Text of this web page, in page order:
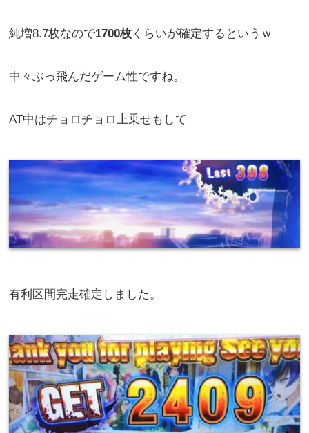
純増8.7枚なので1700枚 くらいが確定するというｗ
中々ぶっ飛んだゲーム性ですね。
AT中はチョロチョロ上乗せもして
有利区間完走確定しました。